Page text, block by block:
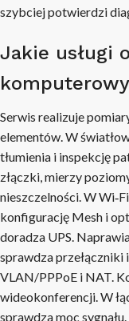
szybciej potwierdzi
Jakie usługi
Serwis realizuje
elementów. W
tłumienia i inspekcję
złączki, mierzy
nieszczelności. W
konfigurację Mesh i
doradza UPS.
sprawdza przełączniki
VLAN/PPPoE i NAT.
wideokonferencji. W
sprawdza moc